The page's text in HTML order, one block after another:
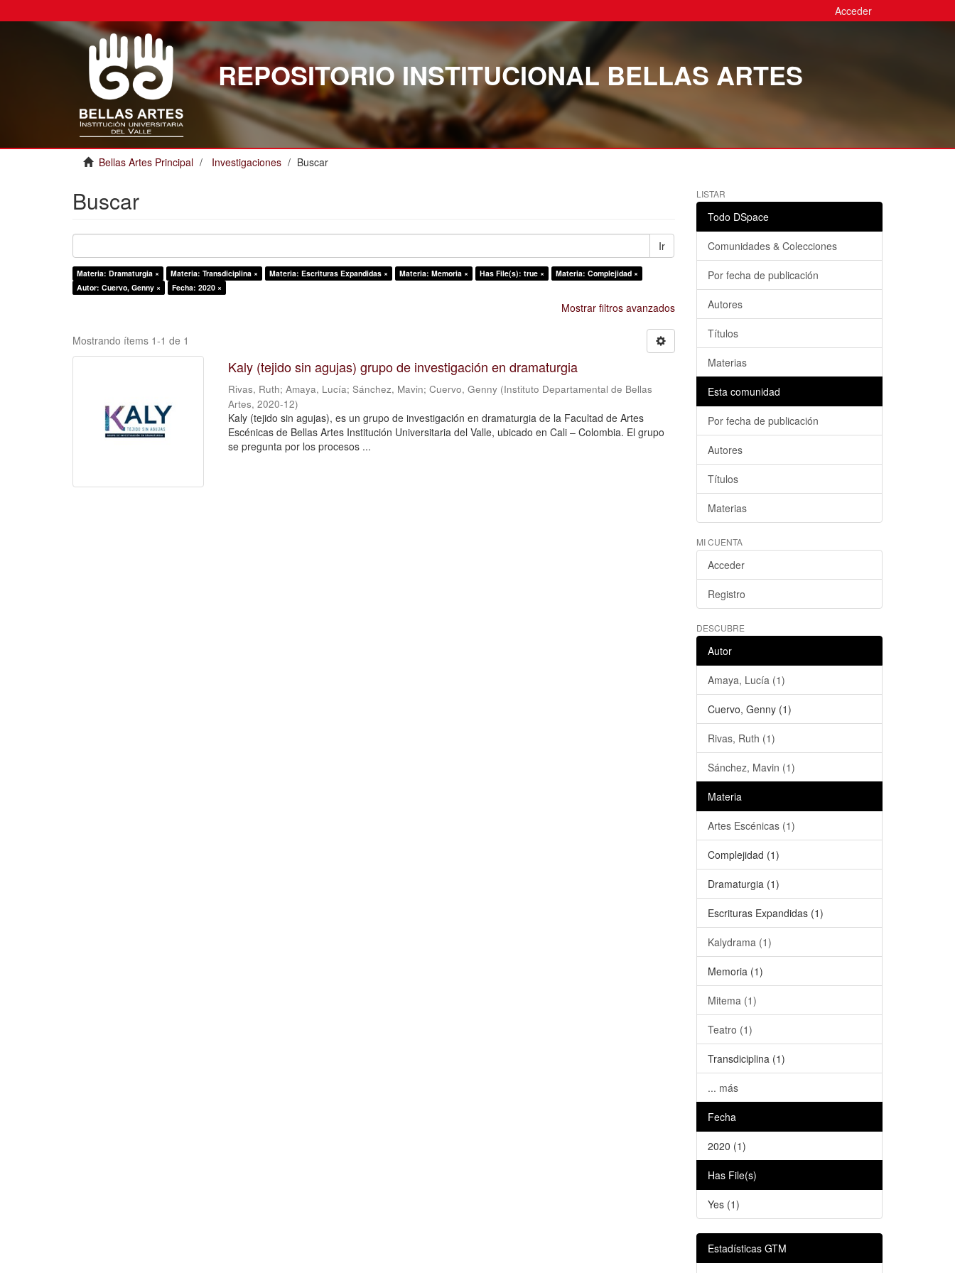
Acceder
REPOSITORIO INSTITUCIONAL BELLAS ARTES
Bellas Artes Principal Investigaciones Buscar
Buscar
Ir
Materia: Dramaturgia × Materia: Transdiciplina × Materia: Escrituras Expandidas × Materia: Memoria × Has File(s): true ×
Materia: Complejidad ×
Autor: Cuervo, Genny ×
Fecha: 2020 ×
Mostrar filtros avanzados
Mostrando ítems 1-1 de 1
Kaly (tejido sin agujas) grupo de investigación en dramaturgia
Rivas, Ruth;Amaya, Lucía;Sánchez, Mavin;Cuervo, Genny (Instituto Departamental de Bellas
Artes,2020-12)
Kaly (tejido sin agujas), es un grupo de investigación en dramaturgia de la Facultad de Artes
Escénicas de Bellas Artes Institución Universitaria del Valle, ubicado en Cali – Colombia. El grupo
se pregunta por los procesos ...
LISTAR
Todo DSpace
Comunidades & Colecciones
Por fecha de publicación
Autores
Títulos
Materias
Esta comunidad
Por fecha de publicación
Autores
Títulos
Materias
MI CUENTA
Acceder
Registro
DESCUBRE
Autor
Amaya, Lucía (1)
Cuervo, Genny (1)
Rivas, Ruth (1)
Sánchez, Mavin (1)
Materia
Artes Escénicas (1)
Complejidad (1)
Dramaturgia (1)
Escrituras Expandidas (1)
Kalydrama (1)
Memoria (1)
Mitema (1)
Teatro (1)
Transdiciplina (1)
... más
Fecha
2020 (1)
Has File(s)
Yes (1)
Estadísticas GTM